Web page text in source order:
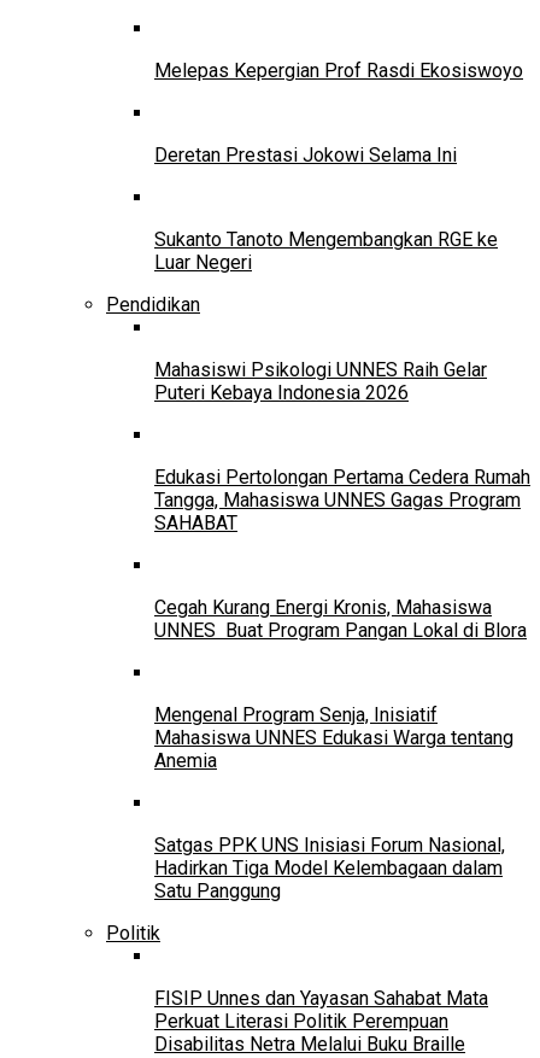
Melepas Kepergian Prof Rasdi Ekosiswoyo
Deretan Prestasi Jokowi Selama Ini
Sukanto Tanoto Mengembangkan RGE ke
Luar Negeri
Pendidikan
Mahasiswi Psikologi UNNES Raih Gelar
Puteri Kebaya Indonesia 2026
Edukasi Pertolongan Pertama Cedera Rumah
Tangga, Mahasiswa UNNES Gagas Program
SAHABAT
Cegah Kurang Energi Kronis, Mahasiswa
UNNES Buat Program Pangan Lokal di Blora
Mengenal Program Senja, Inisiatif
Mahasiswa UNNES Edukasi Warga tentang
Anemia
Satgas PPK UNS Inisiasi Forum Nasional,
Hadirkan Tiga Model Kelembagaan dalam
Satu Panggung
Politik
FISIP Unnes dan Yayasan Sahabat Mata
Perkuat Literasi Politik Perempuan
Disabilitas Netra Melalui Buku Braille